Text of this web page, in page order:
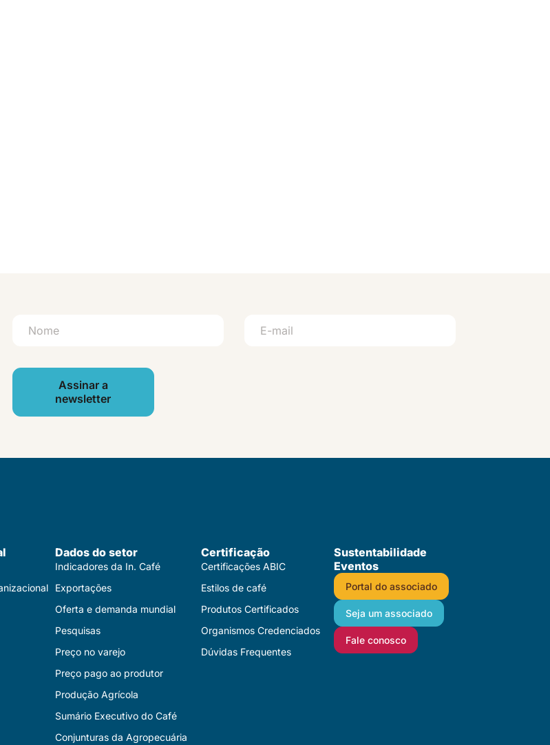
Assinar a
newsletter
Dados do setor
Indicadores da In. Café
Exportações
Oferta e demanda mundial
Pesquisas
Preço no varejo
Preço pago ao produtor
Produção Agrícola
Sumário Executivo do Café
Conjunturas da Agropecuária
Certificação
Certificações ABIC
Estilos de café
Produtos Certificados​
Organismos Credenciados
Dúvidas Frequentes
Sustentabilidade
Eventos
Portal do associado
Seja um associado
Fale conosco